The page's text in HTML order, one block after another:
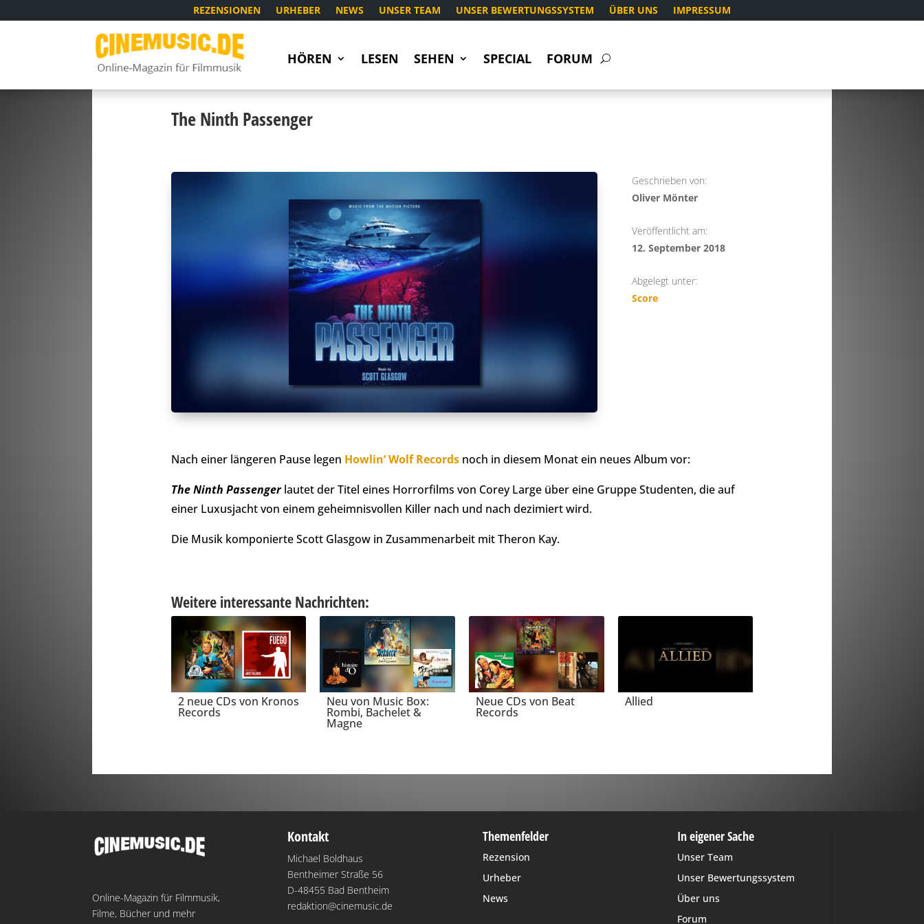
REZENSIONEN URHEBER NEWS UNSER TEAM UNSER BEWERTUNGSSYSTEM ÜBER UNS IMPRESSUM
HÖREN LESEN SEHEN SPECIAL FORUM
The Ninth Passenger
Geschrieben von:
Oliver Mönter
Veröffentlicht am:
12. September 2018
Abgelegt unter:
Score
Nach einer längeren Pause legen Howlin‘ Wolf Recordsnoch in diesem Monat ein neues Album vor:
The Ninth Passengerlautet der Titel eines Horrorfilms von Corey Large über eine Gruppe Studenten, die auf
einer Luxusjacht von einem geheimnisvollen Killer nach und nach dezimiert wird.
Die Musik komponierte Scott Glasgow in Zusammenarbeit mit Theron Kay.
Weitere interessante Nachrichten:
2 neue CDs von Kronos
Records
Neu von Music Box:
Rombi, Bachelet &
Magne
Neue CDs von Beat
Records
Allied
Online-Magazin für Filmmusik,
Filme, Bücher und mehr
Kontakt
Michael Boldhaus
Bentheimer Straße 56
D-48455 Bad Bentheim
redaktion@cinemusic.de
Themenfelder
Rezension
Urheber
News
In eigener Sache
Unser Team
Unser Bewertungssystem
Über uns
Forum